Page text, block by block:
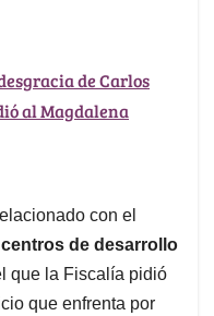
de Carlos
al Magdalena
con el
centros de desarrollo
que la Fiscalía pidió
que enfrenta por